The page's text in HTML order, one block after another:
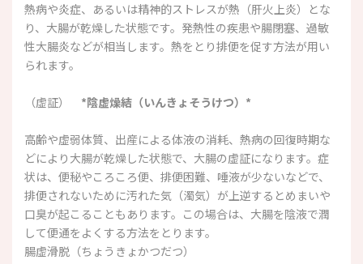
熱病や炎症、あるいは精神的ストレスが熱（肝火上炎）とな
り、大腸が乾燥した状態です。発熱性の疾患や腸閉塞、過敏
性大腸炎などが相当します。熱をとり排便を促す方法が用い
られます。
（虚証） *陰虚燥結（いんきょそうけつ）*
高齢や虚弱体質、出産による体液の消耗、熱病の回復時期な
どにより大腸が乾燥した状態で、大腸の虚証になります。症
状は、便秘やころころ便、排便困難、唾液が少ないなどで、
排便されないために汚れた気（濁気）が上逆するとめまいや
口臭が起こることもあります。この場合は、大腸を陰液で潤
して便通をよくする方法をとります。
腸虚滑脱（ちょうきょかつだつ）